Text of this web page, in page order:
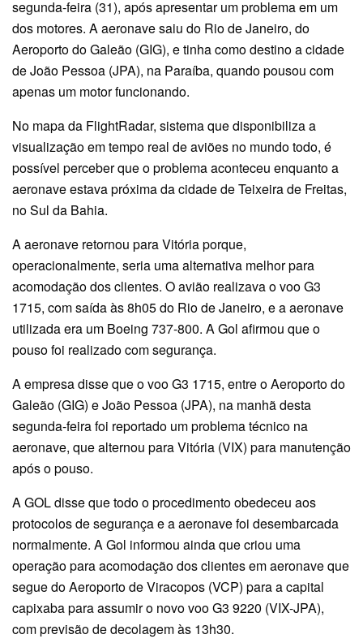
segunda-feira (31), após apresentar um problema em um
dos motores. A aeronave saiu do Rio de Janeiro, do
Aeroporto do Galeão (GIG), e tinha como destino a cidade
de João Pessoa (JPA), na Paraíba, quando pousou com
apenas um motor funcionando.
No mapa da FlightRadar, sistema que disponibiliza a
visualização em tempo real de aviões no mundo todo, é
possível perceber que o problema aconteceu enquanto a
aeronave estava próxima da cidade de Teixeira de Freitas,
no Sul da Bahia.
A aeronave retornou para Vitória porque,
operacionalmente, seria uma alternativa melhor para
acomodação dos clientes. O avião realizava o voo G3
1715, com saída às 8h05 do Rio de Janeiro, e a aeronave
utilizada era um Boeing 737-800. A Gol afirmou que o
pouso foi realizado com segurança.
A empresa disse que o voo G3 1715, entre o Aeroporto do
Galeão (GIG) e João Pessoa (JPA), na manhã desta
segunda-feira foi reportado um problema técnico na
aeronave, que alternou para Vitória (VIX) para manutenção
após o pouso.
A GOL disse que todo o procedimento obedeceu aos
protocolos de segurança e a aeronave foi desembarcada
normalmente. A Gol informou ainda que criou uma
operação para acomodação dos clientes em aeronave que
segue do Aeroporto de Viracopos (VCP) para a capital
capixaba para assumir o novo voo G3 9220 (VIX-JPA),
com previsão de decolagem às 13h30.